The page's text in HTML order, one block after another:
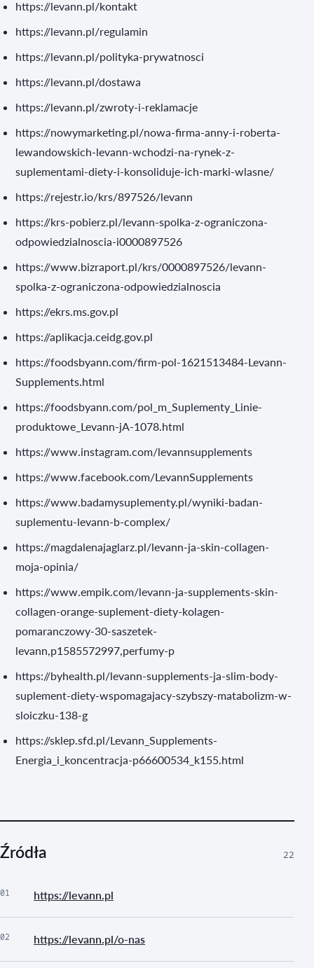
https://levann.pl/kontakt
https://levann.pl/regulamin
https://levann.pl/polityka-prywatnosci
https://levann.pl/dostawa
https://levann.pl/zwroty-i-reklamacje
https://nowymarketing.pl/nowa-firma-anny-i-roberta-
lewandowskich-levann-wchodzi-na-rynek-z-
suplementami-diety-i-konsoliduje-ich-marki-wlasne/
https://rejestr.io/krs/897526/levann
https://krs-pobierz.pl/levann-spolka-z-ograniczona-
odpowiedzialnoscia-i0000897526
https://www.bizraport.pl/krs/0000897526/levann-
spolka-z-ograniczona-odpowiedzialnoscia
https://ekrs.ms.gov.pl
https://aplikacja.ceidg.gov.pl
https://foodsbyann.com/firm-pol-1621513484-Levann-
Supplements.html
https://foodsbyann.com/pol_m_Suplementy_Linie-
produktowe_Levann-jA-1078.html
https://www.instagram.com/levannsupplements
https://www.facebook.com/LevannSupplements
https://www.badamysuplementy.pl/wyniki-badan-
suplementu-levann-b-complex/
https://magdalenajaglarz.pl/levann-ja-skin-collagen-
moja-opinia/
https://www.empik.com/levann-ja-supplements-skin-
collagen-orange-suplement-diety-kolagen-
pomaranczowy-30-saszetek-
levann,p1585572997,perfumy-p
https://byhealth.pl/levann-supplements-ja-slim-body-
suplement-diety-wspomagajacy-szybszy-matabolizm-w-
sloiczku-138-g
https://sklep.sfd.pl/Levann_Supplements-
Energia_i_koncentracja-p66600534_k155.html
Źródła 22
01 https://levann.pl
02 https://levann.pl/o-nas